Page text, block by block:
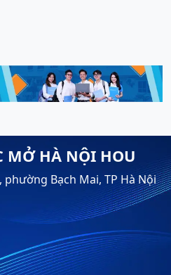
MỞ HÀ NỘI HOU
Bạch Mai, TP Hà Nội